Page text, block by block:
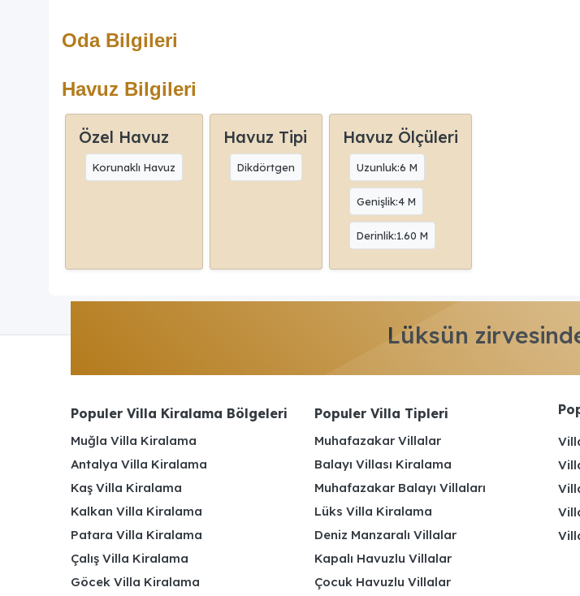
Oda Bilgileri
Havuz Bilgileri
Özel Havuz
Korunaklı Havuz
Havuz Tipi
Dikdörtgen
Havuz Ölçüleri
Uzunluk:6 M
Genişlik:4 M
Derinlik:1.60 M
Lüksün
Populer Villa Kiralama Bölgeleri
Muğla Villa Kiralama
Antalya Villa Kiralama
Kaş Villa Kiralama
Kalkan Villa Kiralama
Patara Villa Kiralama
Çalış Villa Kiralama
Göcek Villa Kiralama
Populer Villa Tipleri
Muhafazakar Villalar
Balayı Villası Kiralama
Muhafazakar Balayı Villaları
Lüks Villa Kiralama
Deniz Manzaralı Villalar
Kapalı Havuzlu Villalar
Çocuk Havuzlu Villalar